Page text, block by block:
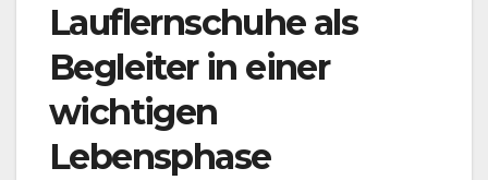
Lauflernschuhe als
Begleiter in einer
wichtigen
Lebensphase